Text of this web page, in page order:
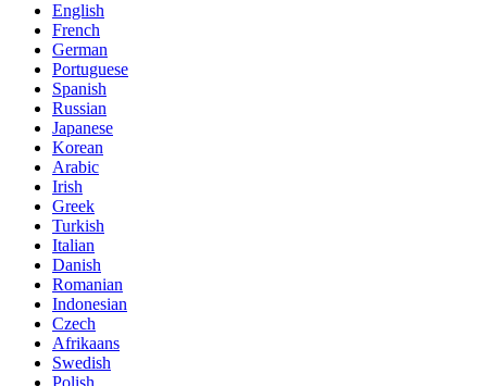
English
French
German
Portuguese
Spanish
Russian
Japanese
Korean
Arabic
Irish
Greek
Turkish
Italian
Danish
Romanian
Indonesian
Czech
Afrikaans
Swedish